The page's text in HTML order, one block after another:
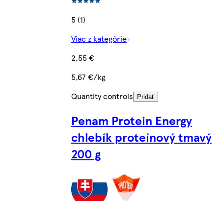
5 (1)
Viac z kategórie
2,55 €
5,67 €/kg
Quantity controls
Pridať
Penam Protein Energy
chlebík proteínový tmavý
200 g